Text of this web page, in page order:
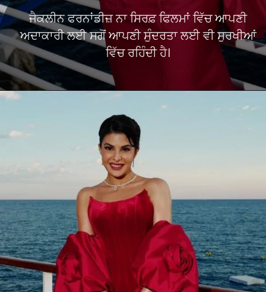
ਜੈਕਲੀਨ ਫਰਨਾਂਡੀਜ਼ ਨਾ ਸਿਰਫ਼ ਫਿਲਮਾਂ ਵਿੱਚ ਆਪਣੀ
ਅਦਾਕਾਰੀ ਲਈ ਸਗੋਂ ਆਪਣੀ ਸੁੰਦਰਤਾ ਲਈ ਵੀ ਸੁਰਖੀਆਂ